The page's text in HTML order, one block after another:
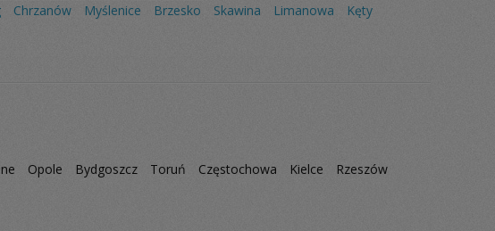
Chrzanów Myślenice Brzesko Skawina Limanowa
Kęty
Opole Bydgoszcz Toruń Częstochowa Kielce
Rzeszów